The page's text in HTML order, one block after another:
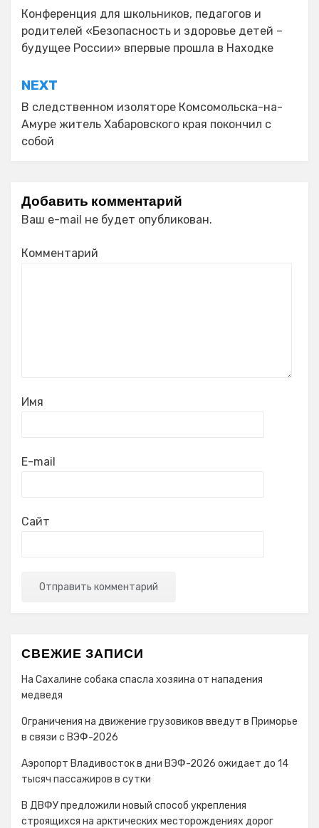
по
записям
Конференция для школьников, педагогов и
родителей «Безопасность и здоровье детей –
будущее России» впервые прошла в Находке
NEXT
В следственном изоляторе Комсомольска-на-
Амуре житель Хабаровского края покончил с
собой
Добавить комментарий
Ваш e-mail не будет опубликован.
Комментарий
Имя
E-mail
Сайт
СВЕЖИЕ ЗАПИСИ
На Сахалине собака спасла хозяина от нападения
медведя
Ограничения на движение грузовиков введут в Приморье
в связи с ВЭФ-2026
Аэропорт Владивосток в дни ВЭФ-2026 ожидает до 14
тысяч пассажиров в сутки
В ДВФУ предложили новый способ укрепления
строящихся на арктических месторождениях дорог